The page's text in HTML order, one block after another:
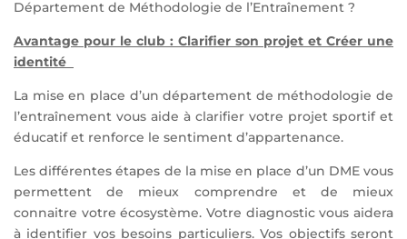
Département de Méthodologie de l’Entraînement ?
Avantage pour le club : Clarifier son projet et Créer une
identité
La mise en place d’un département de méthodologie de
l’entraînement vous aide à clarifier votre projet sportif et
éducatif et renforce le sentiment d’appartenance.
Les différentes étapes de la mise en place d’un DME vous
permettent de mieux comprendre et de mieux
connaitre votre écosystème. Votre diagnostic vous aidera
à identifier vos besoins particuliers. Vos objectifs seront